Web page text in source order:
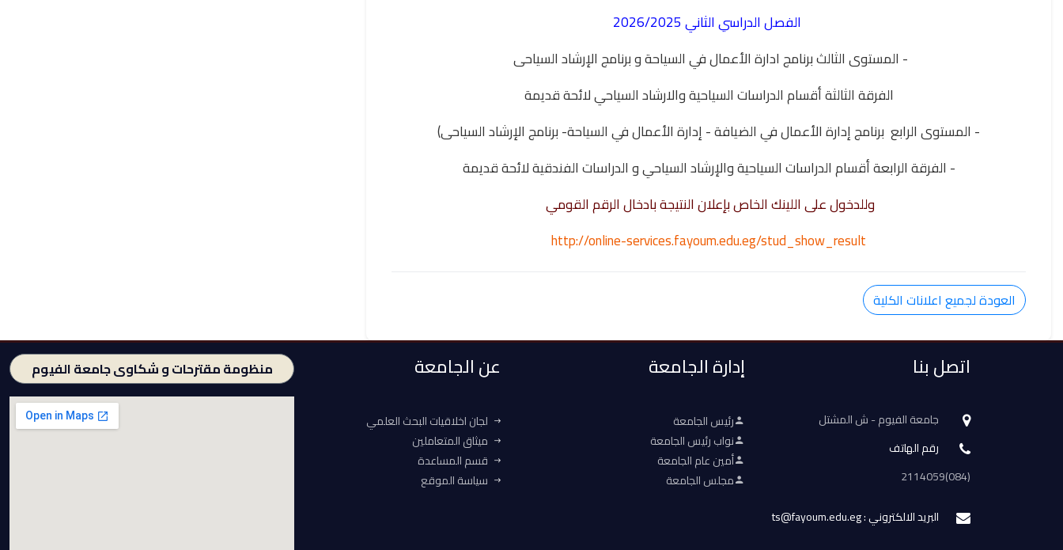
الفصل الدراسي الثاني 2026/2025
- المستوى الثالث برنامج ادارة الأعمال في السياحة و برنامج الإرشاد السياحى
الفرقة الثالثة أقسام الدراسات السياحية والارشاد السياحي لائحة قديمة
- المستوى الرابع برنامج إدارة الأعمال في الضيافة - إدارة الأعمال في السياحة- برنامج الإرشاد السياحى)
- الفرقة الرابعة أقسام الدراسات السياحية والإرشاد السياحي و الدراسات الفندقية لائحة قديمة
وللدخول على اللينك الخاص بإعلان النتيجة بادخال الرقم القومي
http://online-services.fayoum.edu.eg/stud_show_result
العودة لجميع اعلانات الكلية
اتصل بنا
جامعة الفيوم - ش المشتل
رقم الهاتف
(084)2114059
البريد الالكتروني : ts@fayoum.edu.eg
إدارة الجامعة
رئيس الجامعة
نواب رئيس الجامعة
أمين عام الجامعة
مجلس الجامعة
عن الجامعة
لجان اخلاقيات البحث العلمي
ميثاق المتعاملين
قسم المساعدة
سياسة الموقع
منظومة مقترحات و شكاوى جامعة الفيوم